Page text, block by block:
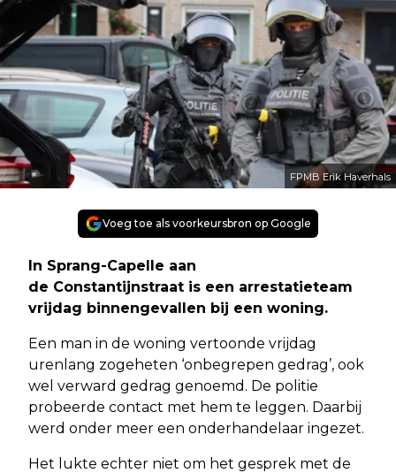
FPMB Erik Haverhals
Voeg toe als voorkeursbron op Google
In Sprang-Capelle aan
de Constantijnstraat is een arrestatieteam
vrijdag binnengevallen bij een woning.
Een man in de woning vertoonde vrijdag
urenlang zogeheten ‘onbegrepen gedrag’, ook
wel verward gedrag genoemd. De politie
probeerde contact met hem te leggen. Daarbij
werd onder meer een onderhandelaar ingezet.
Het lukte echter niet om het gesprek met de